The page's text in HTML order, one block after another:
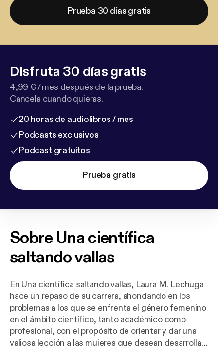
Prueba 30 días gratis
Disfruta 30 días gratis
4,99 € / mes después de la prueba.
Cancela cuando quieras.
20 horas de audiolibros / mes
Podcasts exclusivos
Podcast gratuitos
Prueba gratis
SobreUna científica
saltando vallas
En Una científica saltando vallas, Laura M. Lechuga
hace un repaso de su carrera, ahondando en los
problemas a los que se enfrenta el género femenino
en el ámbito científico, tanto académico como
profesional, con el propósito de orientar y dar una
valiosa lección a las mujeres que desean desarrollar